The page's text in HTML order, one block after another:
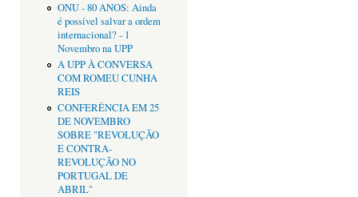
ONU - 80 ANOS: Ainda
é possível salvar a ordem
internacional? - 1
Novembro na UPP
A UPP À CONVERSA
COM ROMEU CUNHA
REIS
CONFERÊNCIA EM 25
DE NOVEMBRO
SOBRE "REVOLUÇÃO
E CONTRA-
REVOLUÇÃO NO
PORTUGAL DE
ABRIL"